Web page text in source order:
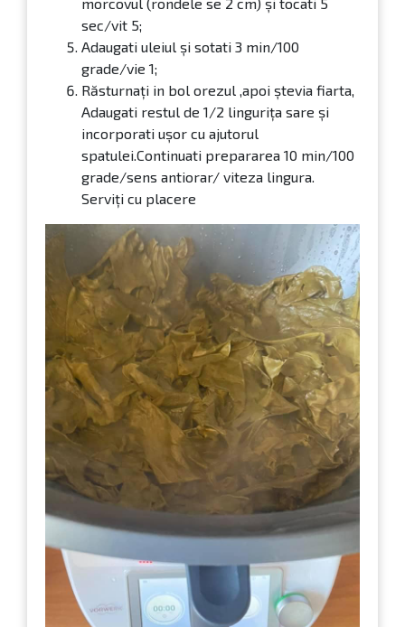
sec/vit 5;
Adaugati uleiul și sotati 3 min/100
grade/vie 1;
Răsturnați in bol orezul ,apoi ștevia fiarta,
Adaugati restul de 1/2 lingurița sare și
incorporati ușor cu ajutorul
spatulei.Continuati prepararea 10 min/100
grade/sens antiorar/ viteza lingura.
Serviți cu placere